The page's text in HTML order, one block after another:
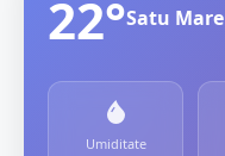
22°Satu Mare
Umiditate